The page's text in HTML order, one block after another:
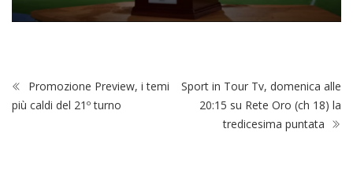
Promozione Preview, i temi
più caldi del 21º turno
Sport in Tour Tv, domenica alle
20:15 su Rete Oro (ch 18) la
tredicesima puntata